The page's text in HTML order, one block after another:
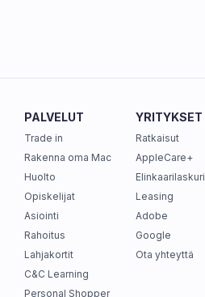
PALVELUT
Trade in
Rakenna oma Mac
Huolto
Opiskelijat
Asiointi
Rahoitus
Lahjakortit
C&C Learning
Personal Shopper
YRITYKSET
Ratkaisut
AppleCare+
Elinkaarilaskuri
Leasing
Adobe
Google
Ota yhteyttä